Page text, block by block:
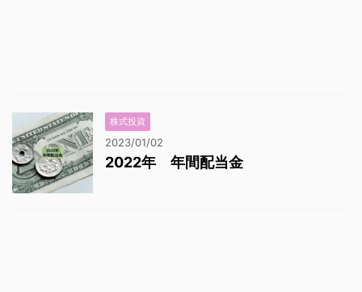
株式投資
2023/01/02
2022年 年間配当金